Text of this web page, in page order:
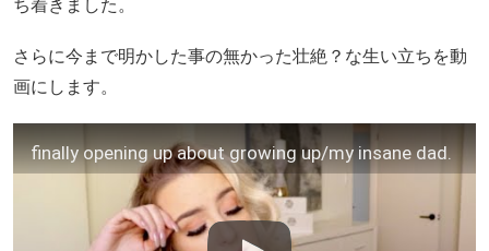
ち着きました。
さらに今まで明かした事の無かった壮絶？な生い立ちを動
画にします。
finally opening up about growing up/my insane dad.